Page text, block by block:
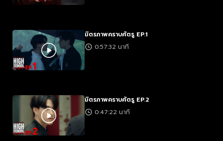
มิตรภาพคราบศัตรู EP.1
0:57:32 นาที
มิตรภาพคราบศัตรู EP.2
0:47:22 นาที